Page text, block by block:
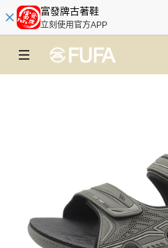
富發牌古著鞋
立刻使用官方APP